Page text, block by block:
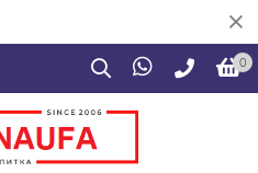
0